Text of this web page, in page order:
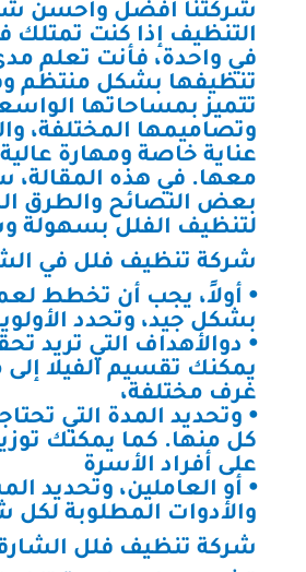
شركتنا افضل واحسن
التنظيف إذا كنت تمتلك
في واحدة، فأنت تعلم
تنظيفها بشكل منتظم
تتميز بمساحاتها
وتصاميمها المختلفة،
عناية خاصة ومهارة
معها. في هذه المقالة،
بعض النصائح والطرق
لتنظيف الفلل بسهولة
شركة تنظيف فلل في
⦁ أولاً، يجب أن تخطط
بشكل جيد، وتحدد
⦁ دوالأهداف التي تريد
يمكنك تقسيم الفيلا إلى
غرف مختلفة،
⦁ وتحديد المدة التي
كل منها. كما يمكنك
على أفراد الأسرة
⦁ أو العاملين، وتحديد
والأدوات المطلوبة
شركة تنظيف فلل